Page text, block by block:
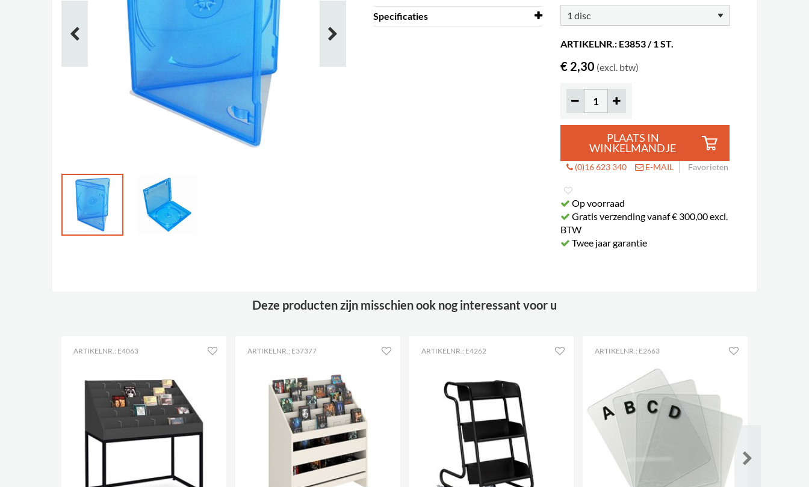
Specificaties
ARTIKELNR.: E3853 / 1 ST.
€ 2,30 (excl. btw)
PLAATS IN
WINKELMANDJE
(0)16 623 340 E-MAIL Favorieten
Op voorraad
Gratis verzending vanaf € 300,00 excl.
BTW
Twee jaar garantie
Deze producten zijn misschien ook nog interessant voor u
ARTIKELNR.: E4063 ARTIKELNR.: E37377 ARTIKELNR.: E4262 ARTIKELNR.: E2663